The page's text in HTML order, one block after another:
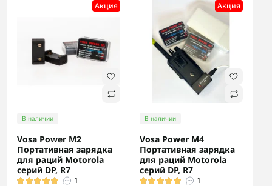
Акция
В наличии
Vosa Power M2
Портативная зарядка
для раций Motorola
серий DP, R7
1
Акция
В наличии
Vosa Power M4
Портативная зарядка
для раций Motorola
серий DP, R7
1